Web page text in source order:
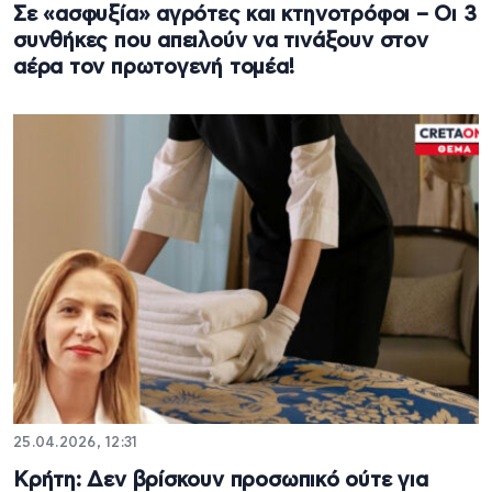
Σε «ασφυξία» αγρότες και κτηνοτρόφοι – Οι 3
συνθήκες που απειλούν να τινάξουν στον
αέρα τον πρωτογενή τομέα!
25.04.2026, 12:31
Κρήτη: Δεν βρίσκουν προσωπικό ούτε για